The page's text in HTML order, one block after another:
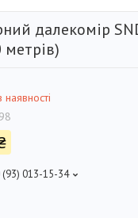
далекомір
(93) 013-15-34